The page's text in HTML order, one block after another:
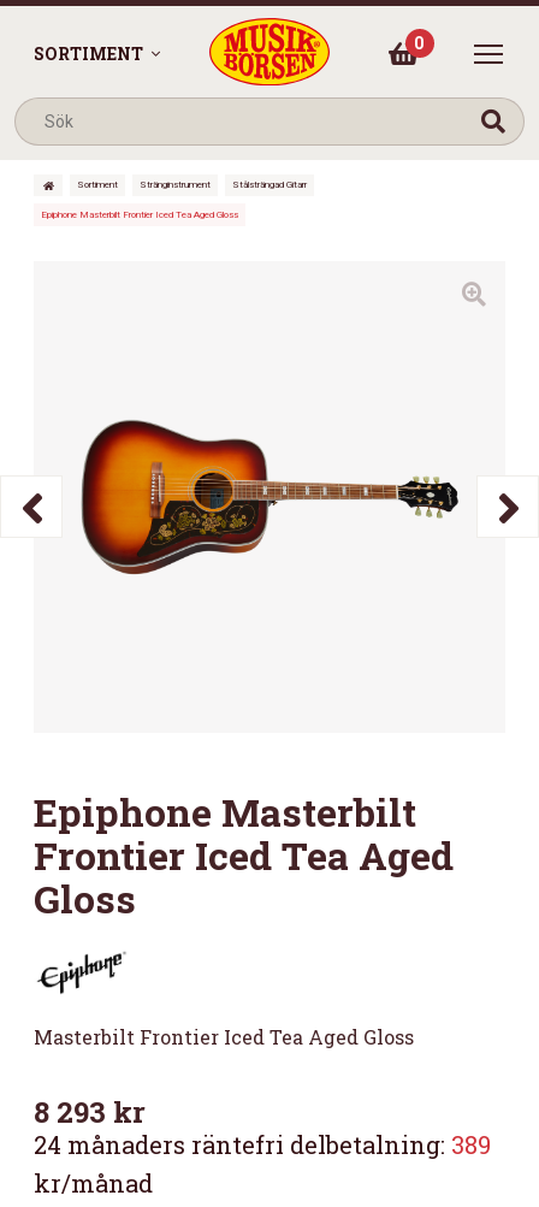
SORTIMENT 0
Sortiment Stränginstrument Stålsträngad Gitarr
Epiphone Masterbilt Frontier Iced Tea Aged Gloss
Epiphone Masterbilt
Frontier Iced Tea Aged
Gloss
Masterbilt Frontier Iced Tea Aged Gloss
8 293 kr
24 månaders räntefri delbetalning: 389
kr/månad